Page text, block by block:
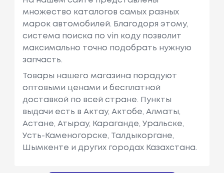
множество каталогов самых разных
марок автомобилей. Благодоря этому,
система поиска по vin коду позволит
максимально точно подобрать нужную
запчасть.
Товары нашего магазина порадуют
оптовыми ценами и бесплатной
доставкой по всей стране. Пункты
выдачи есть в Актау, Актобе, Алматы,
Астане, Атырау, Караганде, Уральске,
Усть-Каменогорске, Талдыкоргане,
Шымкенте и других городах Казахстана.